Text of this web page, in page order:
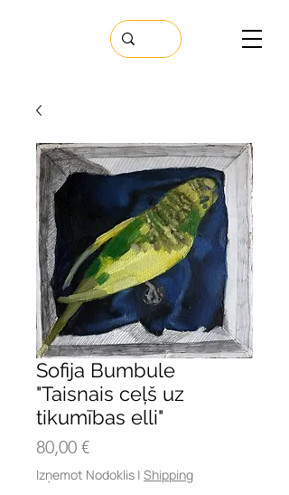
Sofija Bumbule
"Taisnais ceļš uz
tikumības elli"
80,00 €Cena
Izņemot Nodoklis | Shipping